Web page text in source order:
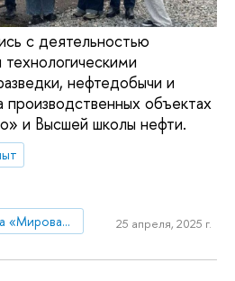
с деятельностью
нефтедобычи и
производственных объектах
и Высшей школы нефти.
Магистерская программа «Мировая экономика»
25 апреля, 2025 г.